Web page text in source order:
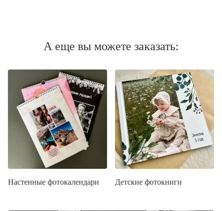
А еще вы можете заказать:
Настенные фотокалендари Детские фотокниги